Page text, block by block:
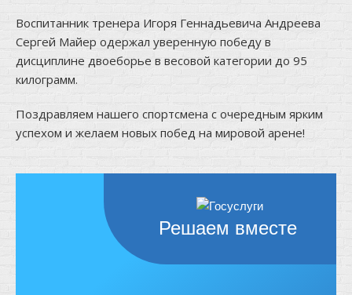
Воспитанник тренера Игоря Геннадьевича Андреева
Сергей Майер одержал уверенную победу в
дисциплине двоеборье в весовой категории до 95
килограмм.
Поздравляем нашего спортсмена с очередным ярким
успехом и желаем новых побед на мировой арене!
Решаем вместе